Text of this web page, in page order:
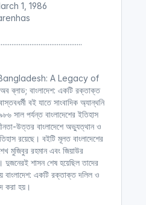
1, 1986
Bangladesh: A Legacy of
ব্লাড; বাংলাদেশ: একটি রক্তাক্ত
বই যাতে সাংবাদিক অ্যান্থনি
সাল পর্যন্ত বাংলাদেশের ইতিহাস
উত্তর বাংলাদেশে অভ্যুত্থান ও
রয়েছে। বইটি মূলত বাংলাদেশের
মুজিবুর রহমান এবং জিয়াউর
দুজনেরই শাসন শেষ হয়েছিল তাদের
বাংলাদেশ: একটি রক্তাক্ত দলিল ও
করা হয়।